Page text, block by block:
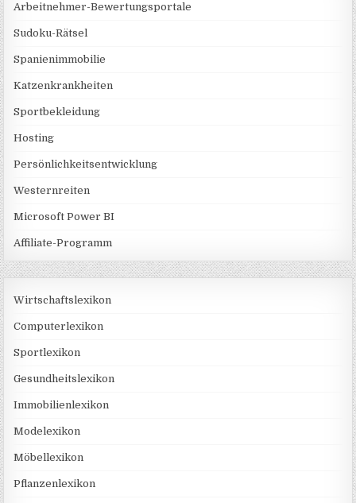
Arbeitnehmer-Bewertungsportale
Sudoku-Rätsel
Spanienimmobilie
Katzenkrankheiten
Sportbekleidung
Hosting
Persönlichkeitsentwicklung
Westernreiten
Microsoft Power BI
Affiliate-Programm
Wirtschaftslexikon
Computerlexikon
Sportlexikon
Gesundheitslexikon
Immobilienlexikon
Modelexikon
Möbellexikon
Pflanzenlexikon